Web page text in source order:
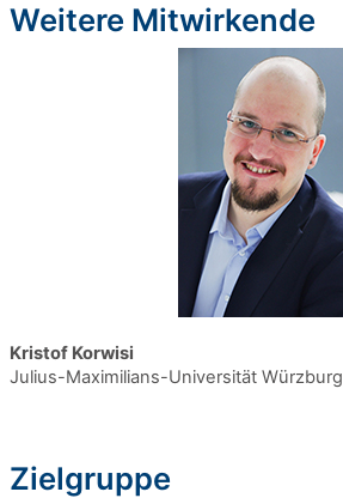
Weitere Mitwirkende
Kristof Korwisi
Julius-Maximilians-Universität Würzburg
Zielgruppe